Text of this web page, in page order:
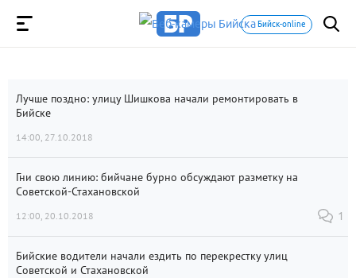
Бийск-online
Лучше поздно: улицу Шишкова начали ремонтировать в
Бийске
14:00, 27.10.2018
Гни свою линию: бийчане бурно обсуждают разметку на
Советской-Стахановской
12:00, 20.10.2018 1
Бийские водители начали ездить по перекрестку улиц
Советской и Стахановской